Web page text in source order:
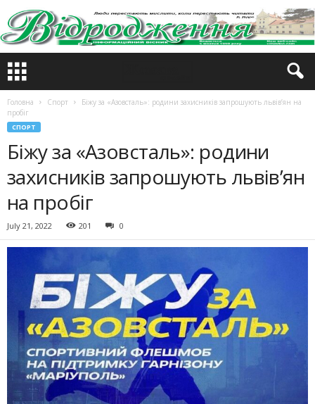
Головна Спорт
Біжу за «Азовсталь»: родини захисників запрошують львів’ян на
пробіг
СПОРТ
Біжу за «Азовсталь»: родини
захисників запрошують львів’ян
на пробіг
July 21, 2022 201 0